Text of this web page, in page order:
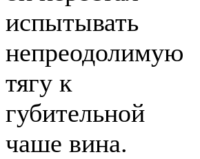
испытывать
непреодолимую
тягу к
губительной
чаше вина.